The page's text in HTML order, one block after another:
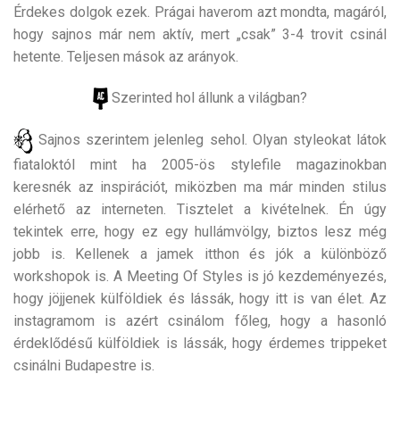
Érdekes dolgok ezek. Prágai haverom azt mondta, magáról,
hogy sajnos már nem aktív, mert „csak” 3-4 trovit csinál
hetente. Teljesen mások az arányok.
Szerinted hol állunk a világban?
Sajnos szerintem jelenleg sehol. Olyan styleokat látok
fiataloktól mint ha 2005-ös stylefile magazinokban
keresnék az inspirációt, miközben ma már minden stilus
elérhető az interneten. Tisztelet a kivételnek. Én úgy
tekintek erre, hogy ez egy hullámvölgy, biztos lesz még
jobb is. Kellenek a jamek itthon és jók a különböző
workshopok is. A Meeting Of Styles is jó kezdeményezés,
hogy jöjjenek külföldiek és lássák, hogy itt is van élet. Az
instagramom is azért csinálom főleg, hogy a hasonló
érdeklődésű külföldiek is lássák, hogy érdemes trippeket
csinálni Budapestre is.